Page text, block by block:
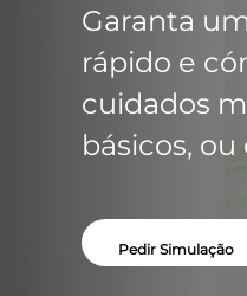
Garanta
rápido e
cuidados
básicos,
Pedir Simulação